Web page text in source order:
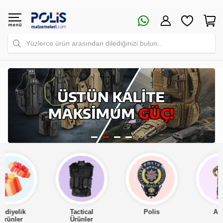
Yüzlerce ürün arasından dilediğinizi bulun..
Tactical